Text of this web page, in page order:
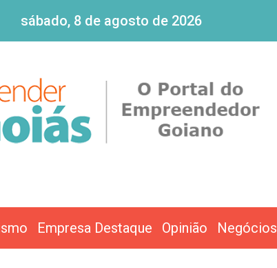
sábado, 8 de agosto de 2026
Empresa Destaque Opinião Negócios